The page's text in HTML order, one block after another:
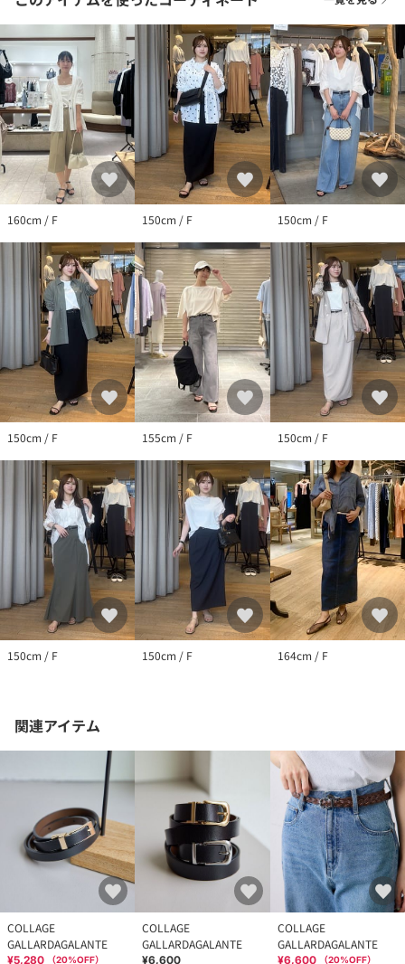
がございますので予めご了承の上ご注文くださいますようお願い
いたします。
※サンプルでの採寸のためあくまで目安となります。予めご了承
ください。
160cm / F 150cm / F 150cm / F
150cm / F 155cm / F 150cm / F
150cm / F 150cm / F 164cm / F
関連アイテム
COLLAGE
GALLARDAGALANTE
¥5,280 （20%OFF）
COLLAGE
GALLARDAGALANTE
¥6,600
COLLAGE
GALLARDAGALANTE
¥6,600 （20%OFF）